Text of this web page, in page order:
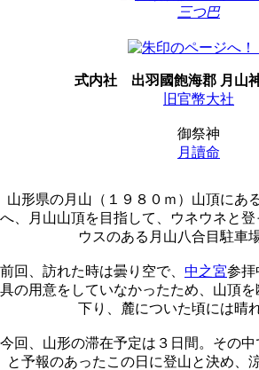
三つ巴
式内社
出羽國飽海郡 月山
旧官幣大社
御祭神
月讀命
山形県の月山（１９８０ｍ）山頂にあ
へ、月山山頂を目指して、ウネウネと
ウスのある月山八合目駐車
前回、訪れた時は曇り空で、 中之宮参拝
具の用意をしていなかったため、山頂
下り、麓についた頃には晴
今回、山形の滞在予定は３日間。その
と予報のあったこの日に登山と決め、